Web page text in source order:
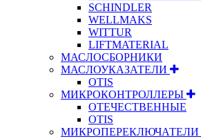
SCHINDLER
WELLMAKS
WITTUR
LIFTMATERIAL
МАСЛОСБОРНИКИ
МАСЛОУКАЗАТЕЛИ
OTIS
МИКРОКОНТРОЛЛЕРЫ
ОТЕЧЕСТВЕННЫЕ
OTIS
МИКРОПЕРЕКЛЮЧАТЕЛИ